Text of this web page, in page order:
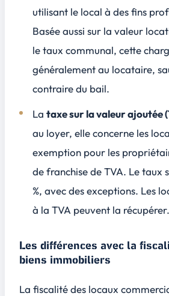
utilisant le local à des fins
Basée aussi sur la valeur
le taux communal, cette
généralement au locataire,
contraire du bail.
Lataxe sur la valeur ajoutée
au loyer, elle concerne les
exemption pour les
de franchise de TVA. Le taux
%, avec des exceptions. Les
à la TVA peuvent la récupérer.
Les différences avec la
biens immobiliers
La fiscalité des locaux